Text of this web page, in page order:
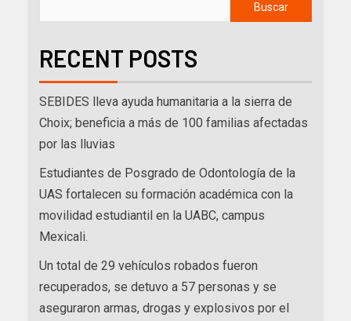
Buscar
RECENT POSTS
SEBIDES lleva ayuda humanitaria a la sierra de
Choix; beneficia a más de 100 familias afectadas
por las lluvias
Estudiantes de Posgrado de Odontología de la
UAS fortalecen su formación académica con la
movilidad estudiantil en la UABC, campus
Mexicali.
Un total de 29 vehículos robados fueron
recuperados, se detuvo a 57 personas y se
aseguraron armas, drogas y explosivos por el